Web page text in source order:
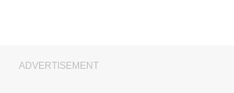
ADVERTISEMENT